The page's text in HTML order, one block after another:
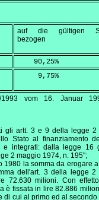
auf die gültigen
bezogen
    90,25
%
     9,75
%
1993 vom 16. Januar
gli artt. 3 e 9 della legge 2
Stato al finanziamento
e integrati: dalla legge 16
2 maggio 1974, n. 195";
1980 la somma da erogare
dell'art. 3 della legge 2
72.630 milioni. Con
è fissata in lire 82.886
di cui al primo ed al